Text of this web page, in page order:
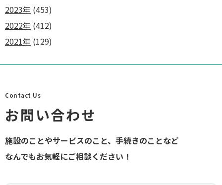
2023年 (453)
2022年 (412)
2021年 (129)
Contact Us
お問い合わせ
施設のことやサービスのこと、手続きのことなど
なんでもお気軽にご相談ください！